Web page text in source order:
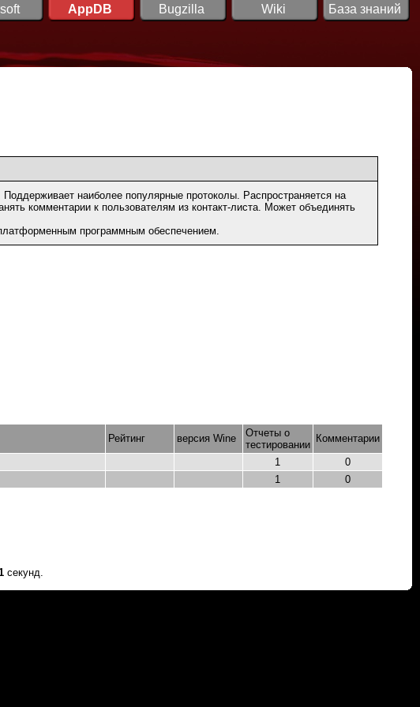
AppDB Bugzilla Wiki База знаний
наиболее популярные протоколы. Распространяется на
комментарии к пользователям из контакт‐листа. Может объединять
программным обеспечением.
Рейтинг версия Wine
Отчеты о
тестировании
Комментарии
1
0
1 0
секунд.